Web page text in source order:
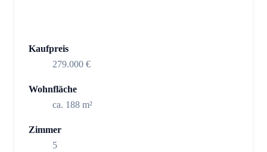
Kaufpreis
279.000 €
Wohnfläche
ca. 188 m²
Zimmer
5